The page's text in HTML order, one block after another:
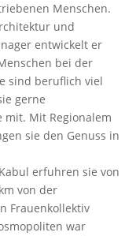
Menschen.
und
entwickelt er
bei der
sind beruflich viel
gerne
mit. Mit Regionalem
sie den Genuss in
erfuhren sie von
von der
Frauenkollektiv
war